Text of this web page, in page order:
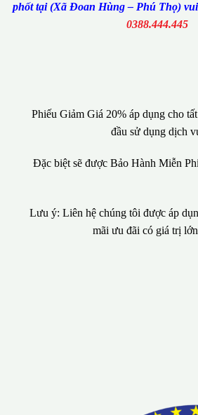
phốt tại (Xã Đoan Hùng – Phú Thọ)
0388.444.445